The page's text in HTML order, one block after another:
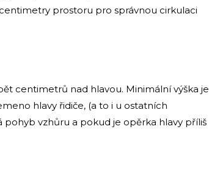
prostoru pro správnou cirkulaci
centimetrů nad hlavou. Minimální výška je
hlavy řidiče, (a to i u ostatních
vzhůru a pokud je opěrka hlavy příliš